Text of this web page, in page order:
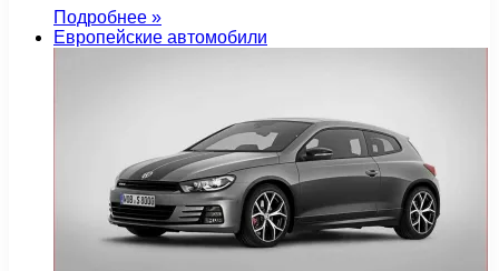
Подробнее »
Европейские автомобили